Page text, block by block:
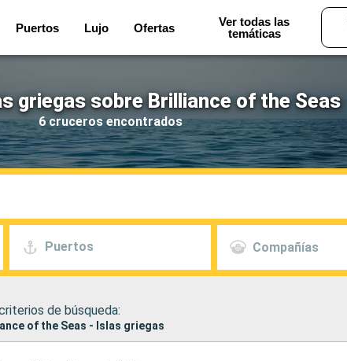
Puertos Lujo Ofertas
Ver todas las
temáticas
griegas sobre Brilliance of the Seas
6 cruceros encontrados
Puertos Compañías
de búsqueda:
of the Seas - Islas griegas